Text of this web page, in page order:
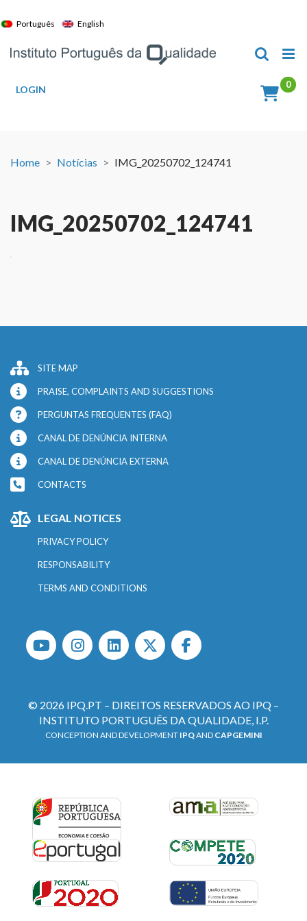
to
Português English
LOGIN
Home Notícias IMG_20250702_124741
IMG_20250702_124741
SITE MAP
PRAISE, COMPLAINTS AND SUGGESTIONS
PERGUNTAS FREQUENTES (FAQ)
CANAL DE DENÚNCIA INTERNA
CANAL DE DENÚNCIA EXTERNA
CONTACTS
LEGAL NOTICES
PRIVACY POLICY
RESPONSABILITY
TERMS AND CONDITIONS
© 2026 IPQ.PT – DIREITOS RESERVADOS AO IPQ –
INSTITUTO PORTUGUÊS DA QUALIDADE, I.P.
CONCEPTION AND DEVELOPMENT IPQAND CAPGEMINI